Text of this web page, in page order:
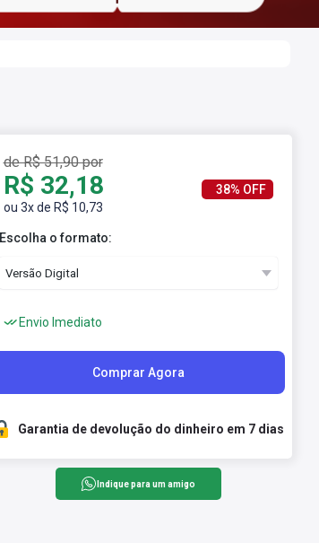
de R$ 51,90 por
R$ 32,18
ou 3x de R$ 10,73
38% OFF
Escolha o formato:
Envio Imediato
Comprar Agora
Garantia de devolução do dinheiro em 7 dias
Indique para um amigo